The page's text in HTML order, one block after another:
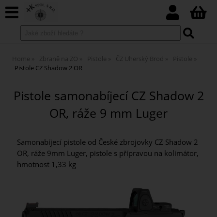
Home Zbraně na ZO Pistole ČZ Uherský Brod
Pistole
Pistole CZ Shadow 2 OR
Pistole samonabíjecí CZ Shadow 2
OR, ráže 9 mm Luger
Samonabíjecí pistole od České zbrojovky CZ Shadow 2
OR, ráže 9mm Luger, pistole s přípravou na kolimátor,
hmotnost 1,33 kg